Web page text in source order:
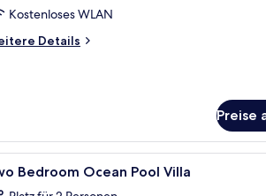
Kostenloses WLAN
Details
Preise
Pool | 2
4 Bedroom Ocean Pool Villa